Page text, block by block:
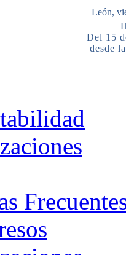
León,
Del 15
desde